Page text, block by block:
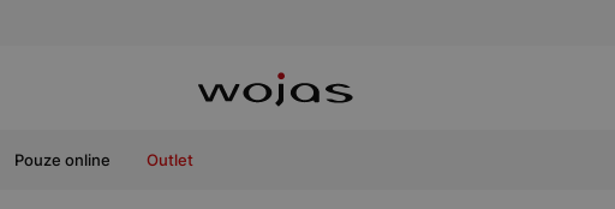
Pouze online Outlet